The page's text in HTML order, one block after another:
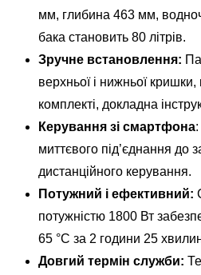
мм, глибина 463 мм,
бака становить 80 літрів.
Зручне встановлення:
верхньої і нижньої
комплекті, докладна
Керування зі смартфона
миттєвого під’єднання до
дистанційного керування.
Потужний і ефективний:
потужністю 1800 Вт
65 °C за 2 години 25
Довгий термін служби: